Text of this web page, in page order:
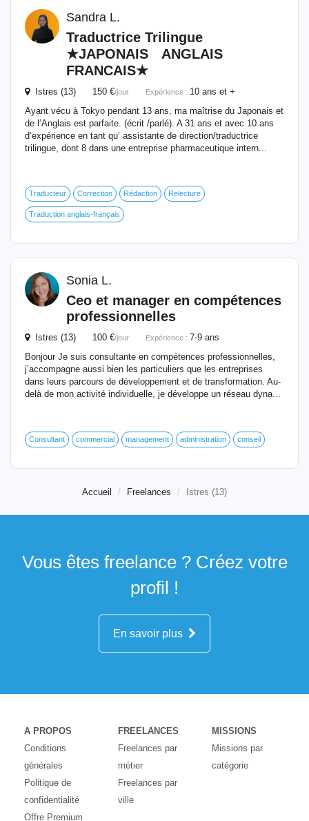
Sandra L.
Traductrice Trilingue
★JAPONAIS ANGLAIS
FRANCAIS★
Istres (13) 150 €/jour Expérience : 10 ans et +
Ayant vécu à Tokyo pendant 13 ans, ma maîtrise du Japonais et
de l’Anglais est parfaite. (écrit /parlé). A 31 ans et avec 10 ans
d’expérience en tant qu’ assistante de direction/traductrice
trilingue, dont 8 dans une entreprise pharmaceutique intern...
Traducteur Correction Rédaction Relecture
Traduction anglais-français
Sonia L.
Ceo et manager en compétences
professionnelles
Istres (13) 100 €/jour Expérience : 7-9 ans
Bonjour Je suis consultante en compétences professionnelles,
j’accompagne aussi bien les particuliers que les entreprises
dans leurs parcours de développement et de transformation. Au-
delà de mon activité individuelle, je développe un réseau dyna...
Consultant commercial management administration conseil
Accueil Freelances Istres (13)
Vous êtes freelance ? Créez votre
profil !
En savoir plus
A PROPOS
Conditions
générales
Politique de
confidentialité
Offre Premium
FREELANCES
Freelances par
métier
Freelances par
ville
MISSIONS
Missions par
catégorie